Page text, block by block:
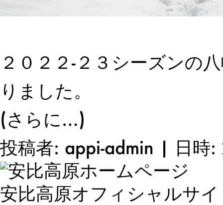
２０２２-２３シーズンの
りました。
(さらに…)
投稿者: appi-admin | 日時
安比高原オフィシャルサ